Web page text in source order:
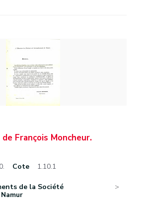
François Moncheur.
Cote 1.10.1
de la Société